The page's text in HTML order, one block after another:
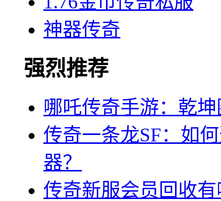
神器传奇
强烈推荐
哪吒传奇手游：乾
传奇一条龙SF：如
器？
传奇新服会员回收